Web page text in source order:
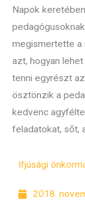
Napok
megismertette a
azt, hogyan
tenni egyrészt
ösztönzik a
kedvenc
feladatokat, sőt,
Ifjúsági
2018.